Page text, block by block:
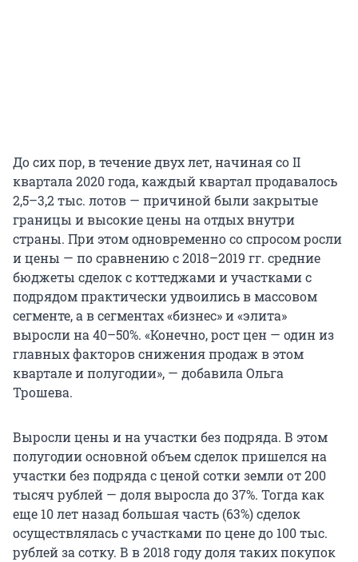
До сих пор, в течение двух лет, начиная со II
квартала 2020 года, каждый квартал продавалось
2,5–3,2 тыс. лотов — причиной были закрытые
границы и высокие цены на отдых внутри
страны. При этом одновременно со спросом росли
и цены — по сравнению с 2018–2019 гг. средние
бюджеты сделок с коттеджами и участками с
подрядом практически удвоились в массовом
сегменте, а в сегментах «бизнес» и «элита»
выросли на 40–50%. «Конечно, рост цен — один из
главных факторов снижения продаж в этом
квартале и полугодии», — добавила Ольга
Трошева.
Выросли цены и на участки без подряда. В этом
полугодии основной объем сделок пришелся на
участки без подряда с ценой сотки земли от 200
тысяч рублей — доля выросла до 37%. Тогда как
еще 10 лет назад большая часть (63%) сделок
осуществлялась с участками по цене до 100 тыс.
рублей за сотку. В в 2018 году доля таких покупок